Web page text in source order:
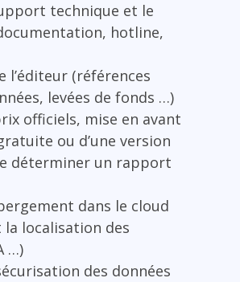
technique et le
hotline,
l’éditeur (références
levées de fonds …)
officiels, mise en avant
ou d’une version
déterminer un rapport
dans le cloud
localisation des
…)
des données